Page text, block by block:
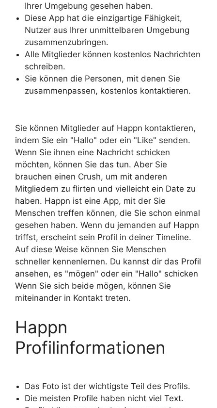
Ihrer Umgebung gesehen haben.
Diese App hat die einzigartige Fähigkeit,
Nutzer aus Ihrer unmittelbaren Umgebung
zusammenzubringen.
Alle Mitglieder können kostenlos Nachrichten
schreiben.
Sie können die Personen, mit denen Sie
zusammenpassen, kostenlos kontaktieren.
Sie können Mitglieder auf Happn kontaktieren,
indem Sie ein "Hallo" oder ein "Like" senden.
Wenn Sie ihnen eine Nachricht schicken
möchten, können Sie das tun. Aber Sie
brauchen einen Crush, um mit anderen
Mitgliedern zu flirten und vielleicht ein Date zu
haben. Happn ist eine App, mit der Sie
Menschen treffen können, die Sie schon einmal
gesehen haben. Wenn du jemanden auf Happn
triffst, erscheint sein Profil in deiner Timeline.
Auf diese Weise können Sie Menschen
schneller kennenlernen. Du kannst dir das Profil
ansehen, es "mögen" oder ein "Hallo" schicken
Wenn Sie sich beide mögen, können Sie
miteinander in Kontakt treten.
Happn
Profilinformationen
Das Foto ist der wichtigste Teil des Profils.
Die meisten Profile haben nicht viel Text.